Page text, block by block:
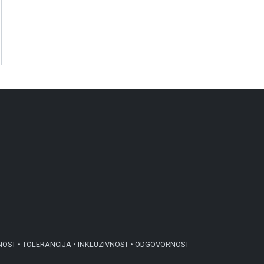
• TOLERANCIJA • INKLUZIVNOST • ODGOVORNOST